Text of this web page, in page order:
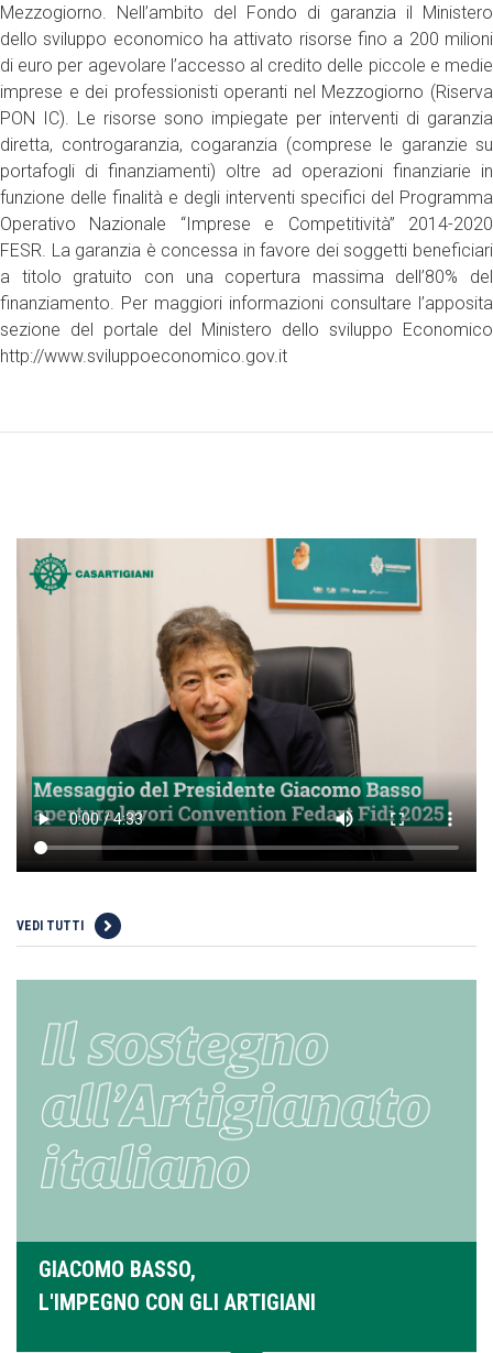
Mezzogiorno. Nell’ambito del Fondo di garanzia il Ministero
dello sviluppo economico ha attivato risorse fino a 200 milioni
di euro per agevolare l’accesso al credito delle piccole e medie
imprese e dei professionisti operanti nel Mezzogiorno (Riserva
PON IC). Le risorse sono impiegate per interventi di garanzia
diretta, controgaranzia, cogaranzia (comprese le garanzie su
portafogli di finanziamenti) oltre ad operazioni finanziarie in
funzione delle finalità e degli interventi specifici del Programma
Operativo Nazionale “Imprese e Competitività” 2014-2020
FESR. La garanzia è concessa in favore dei soggetti beneficiari
a titolo gratuito con una copertura massima dell’80% del
finanziamento. Per maggiori informazioni consultare l’apposita
sezione del portale del Ministero dello sviluppo Economico
http://www.sviluppoeconomico.gov.it
VEDI TUTTI
GIACOMO BASSO,
L'IMPEGNO CON GLI ARTIGIANI